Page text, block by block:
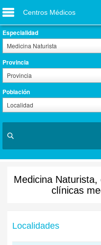
Centros Médicos
Especialidad
Medicina Naturista
Provincia
Provincia
Población
Localidad
Medicina
clínicas
Localidades